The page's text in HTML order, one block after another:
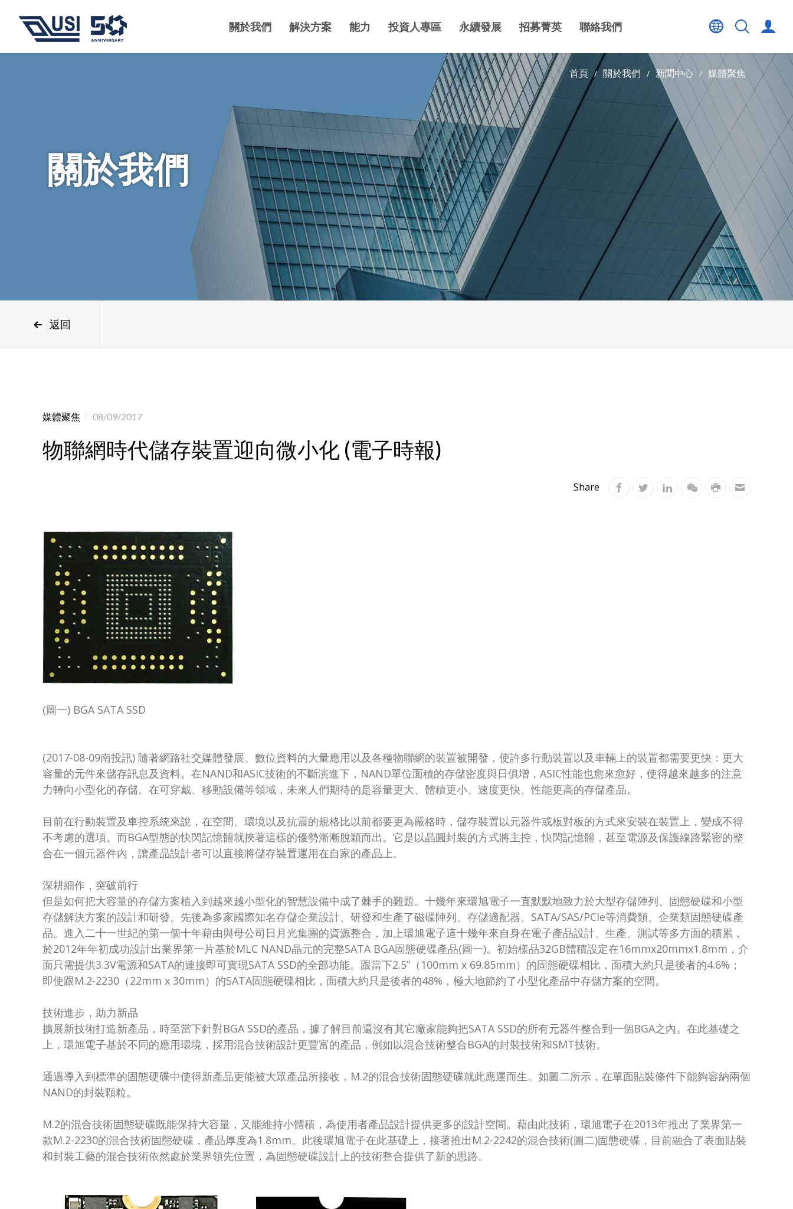
關於我們 解決方案 能力 投資人專區 永續發展 招募菁英 聯絡我們
首頁 關於我們 新聞中心 媒體聚焦
關於我們
返回
媒體聚焦 08/09/2017
物聯網時代儲存裝置迎向微小化 (電子時報)
Share
(圖一) BGA SATA SSD
(2017-08-09南投訊) 隨著網路社交媒體發展、數位資料的大量應用以及各種物聯網的裝置被開發，使許多行動裝置以及車輛上的裝置都需要更快：更大
容量的元件來儲存訊息及資料。在NAND和ASIC技術的不斷演進下，NAND單位面積的存儲密度與日俱增，ASIC性能也愈來愈好，使得越來越多的注意
力轉向小型化的存儲。在可穿戴、移動設備等領域，未來人們期待的是容量更大、體積更小、速度更快、性能更高的存儲產品。
目前在行動裝置及車控系統來說，在空間、環境以及抗震的規格比以前都要更為嚴格時，儲存裝置以元器件或板對板的方式來安裝在裝置上，變成不得
不考慮的選項。而BGA型態的快閃記憶體就挾著這樣的優勢漸漸脫穎而出。它是以晶圓封裝的方式將主控，快閃記憶體，甚至電源及保護線路緊密的整
合在一個元器件內，讓產品設計者可以直接將儲存裝置運用在自家的產品上。
深耕細作，突破前行
但是如何把大容量的存儲方案植入到越來越小型化的智慧設備中成了棘手的難題。十幾年來環旭電子一直默默地致力於大型存儲陣列、固態硬碟和小型
存儲解決方案的設計和研發。先後為多家國際知名存儲企業設計、研發和生產了磁碟陣列、存儲適配器、SATA/SAS/PCIe等消費類、企業類固態硬碟產
品。進入二十一世紀的第一個十年藉由與母公司日月光集團的資源整合，加上環旭電子這十幾年來自身在電子產品設計、生產、測試等多方面的積累，
於2012年年初成功設計出業界第一片基於MLC NAND晶元的完整SATA BGA固態硬碟產品(圖一)。初始樣品32GB體積設定在16mmx20mmx1.8mm，介
面只需提供3.3V電源和SATA的連接即可實現SATA SSD的全部功能。跟當下2.5”（100mm x 69.85mm）的固態硬碟相比，面積大約只是後者的4.6%；
即使跟M.2-2230（22mm x 30mm）的SATA固態硬碟相比，面積大約只是後者的48%，極大地節約了小型化產品中存儲方案的空間。
技術進步，助力新品
擴展新技術打造新產品，時至當下針對BGA SSD的產品，據了解目前還沒有其它廠家能夠把SATA SSD的所有元器件整合到一個BGA之內。在此基礎之
上，環旭電子基於不同的應用環境，採用混合技術設計更豐富的產品，例如以混合技術整合BGA的封裝技術和SMT技術。
通過導入到標準的固態硬碟中使得新產品更能被大眾產品所接收，M.2的混合技術固態硬碟就此應運而生。如圖二所示，在單面貼裝條件下能夠容納兩個
NAND的封裝顆粒。
M.2的混合技術固態硬碟既能保持大容量，又能維持小體積，為使用者產品設計提供更多的設計空間。藉由此技術，環旭電子在2013年推出了業界第一
款M.2-2230的混合技術固態硬碟，產品厚度為1.8mm。此後環旭電子在此基礎上，接著推出M.2-2242的混合技術(圖二)固態硬碟，目前融合了表面貼裝
和封裝工藝的混合技術依然處於業界領先位置，為固態硬碟設計上的技術整合提供了新的思路。